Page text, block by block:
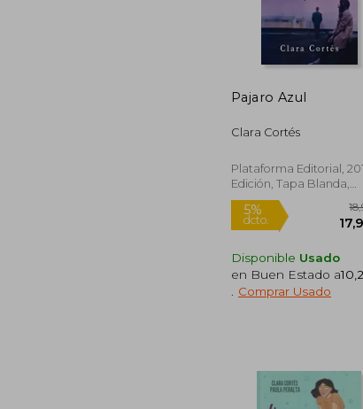
Pajaro Azul
Clara Cortés
Plataforma Editorial,
Edición, Tapa Blanda,
Nuevo
Disponible Usado
en Buen Estado a
Comprar Usado